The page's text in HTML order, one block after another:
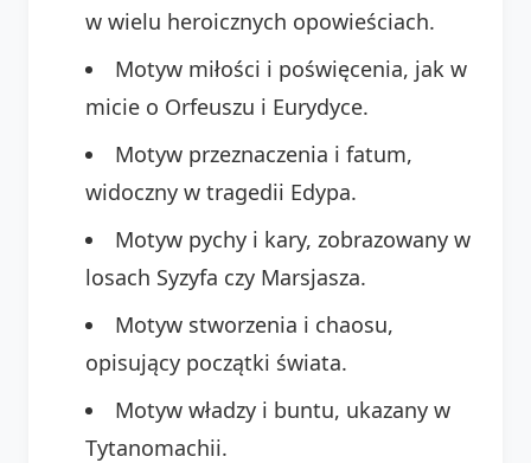
w wielu heroicznych opowieściach.
Motyw miłości i poświęcenia, jak w
micie o Orfeuszu i Eurydyce.
Motyw przeznaczenia i fatum,
widoczny w tragedii Edypa.
Motyw pychy i kary, zobrazowany w
losach Syzyfa czy Marsjasza.
Motyw stworzenia i chaosu,
opisujący początki świata.
Motyw władzy i buntu, ukazany w
Tytanomachii.